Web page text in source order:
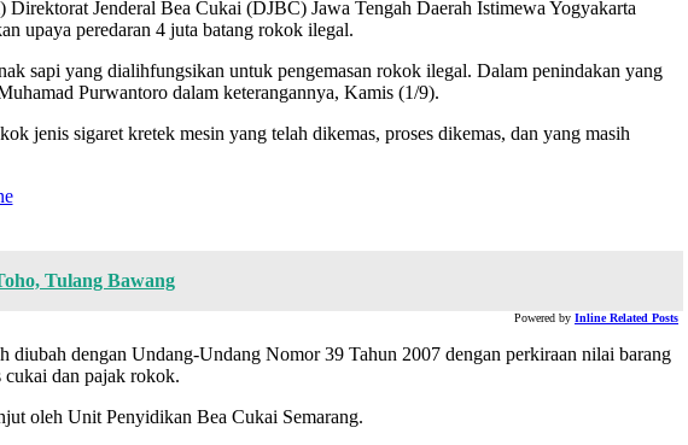
Jenderal Bea Cukai (DJBC) Jawa Tengah Daerah Istimewa Yogyakarta
upaya peredaran 4 juta batang rokok ilegal.
sapi yang dialihfungsikan untuk pengemasan rokok ilegal. Dalam penindakan yang
Purwantoro dalam keterangannya, Kamis (1/9).
jenis sigaret kretek mesin yang telah dikemas, proses dikemas, dan yang masih
Tulang Bawang
Powered by Inline Related Posts
dengan Undang-Undang Nomor 39 Tahun 2007 dengan perkiraan nilai barang
cukai dan pajak rokok.
oleh Unit Penyidikan Bea Cukai Semarang.